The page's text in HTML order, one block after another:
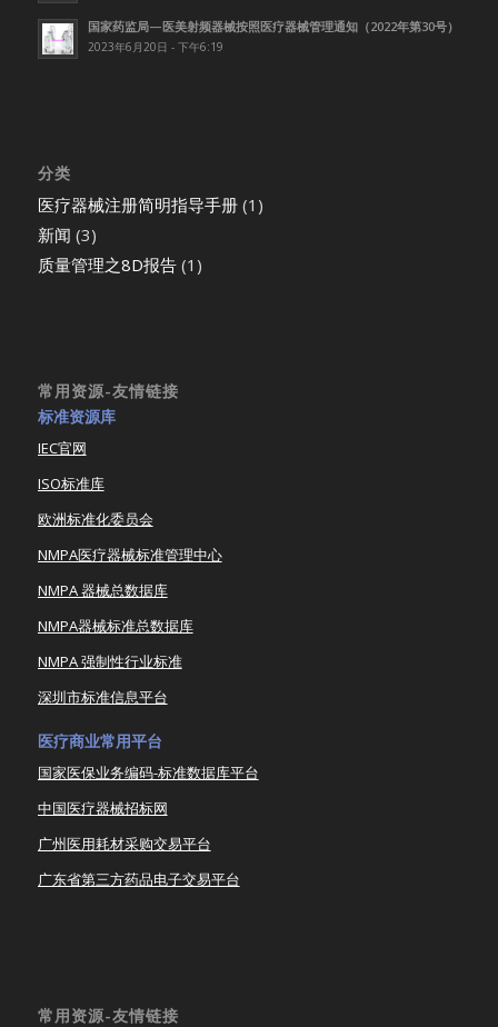
国家药监局—医美射频器械按照医疗器械管理通知（2022年第30号）
2023年6月20日 - 下午6:19
分类
医疗器械注册简明指导手册(1)
新闻 (3)
质量管理之8D报告(1)
常用资源-友情链接
标准资源库
IEC官网
ISO标准库
欧洲标准化委员会
NMPA医疗器械标准管理中心
NMPA 器械总数据库
NMPA器械标准总数据库
NMPA 强制性行业标准
深圳市标准信息平台
医疗商业常用平台
国家医保业务编码-标准数据库平台
中国医疗器械招标网
广州医用耗材采购交易平台
广东省第三方药品电子交易平台
常用资源-友情链接